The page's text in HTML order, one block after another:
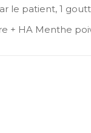
le patient, 1
+ HA Menthe